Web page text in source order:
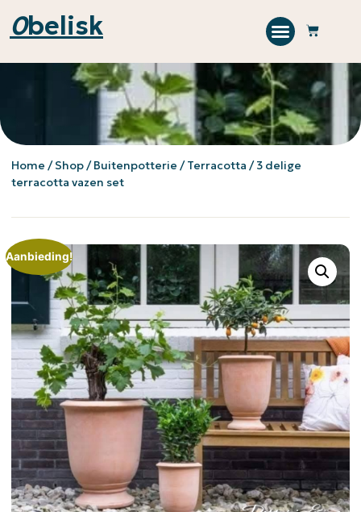
0belisk
Home /Shop/Buitenpotterie /Terracotta / 3 delige
terracotta vazen set
Aanbieding!